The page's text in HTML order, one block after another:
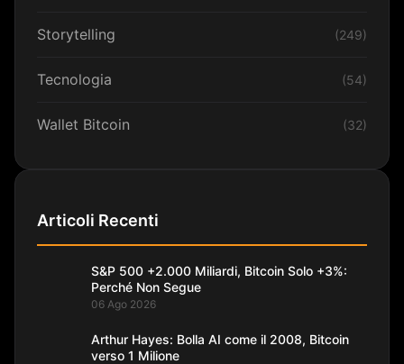
Storytelling (249)
Tecnologia (54)
Wallet Bitcoin (32)
Articoli Recenti
S&P 500 +2.000 Miliardi, Bitcoin Solo +3%:
Perché Non Segue
06 Ago 2026
Arthur Hayes: Bolla AI come il 2008, Bitcoin
verso 1 Milione